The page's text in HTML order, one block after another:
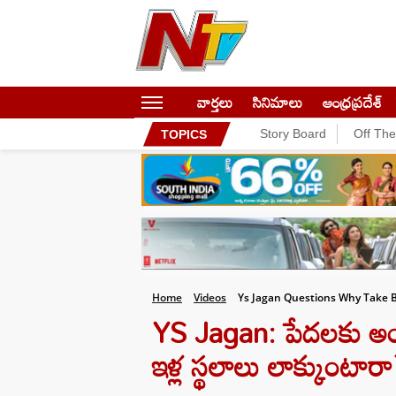
వార్తలు సినిమాలు ఆంధ్రప్రదేశ్
TOPICS Story Board Off
Home Videos Ys Jagan Questions Why Take
YS Jagan:
ఇళ్ల స్థలాలు